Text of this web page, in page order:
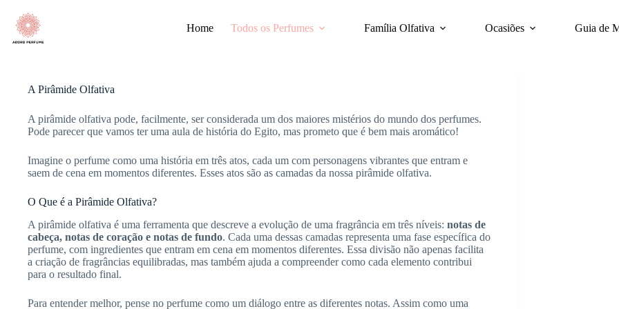
para
conteúdo
Home Todos os Perfumes Família Olfativa Ocasiões Guia de
A Pirâmide Olfativa
A pirâmide olfativa pode, facilmente, ser considerada um dos maiores mistérios do mundo dos perfumes.
Pode parecer que vamos ter uma aula de história do Egito, mas prometo que é bem mais aromático!
Imagine o perfume como uma história em três atos, cada um com personagens vibrantes que entram e
saem de cena em momentos diferentes. Esses atos são as camadas da nossa pirâmide olfativa.
O Que é a Pirâmide Olfativa?
A pirâmide olfativa é uma ferramenta que descreve a evolução de uma fragrância em três níveis: notas de
cabeça, notas de coração e notas de fundo. Cada uma dessas camadas representa uma fase específica do
perfume, com ingredientes que entram em cena em momentos diferentes. Essa divisão não apenas facilita
a criação de fragrâncias equilibradas, mas também ajuda a compreender como cada elemento contribui
para o resultado final.
Para entender melhor, pense no perfume como um diálogo entre as diferentes notas. Assim como uma